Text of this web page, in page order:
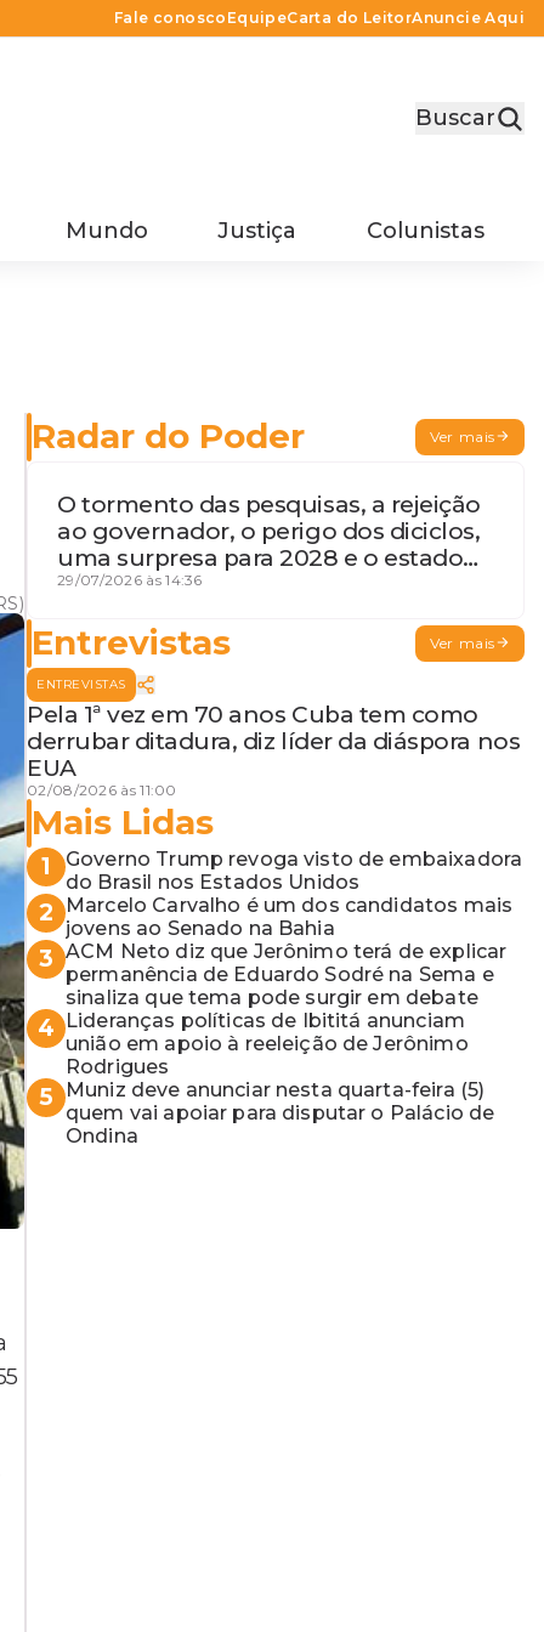
Fale conosco EquipeCarta do LeitorAnuncie Aqui
Buscar
Mundo Justiça Colunistas
Radar do Poder Ver mais
O tormento das pesquisas, a rejeição
ao governador, o perigo dos diciclos,
uma surpresa para 2028 e o estado
de terceira guerra mundial
29/07/2026 às 14:36
Entrevistas Ver mais
ENTREVISTAS
Pela 1ª vez em 70 anos Cuba tem como
derrubar ditadura, diz líder da diáspora nos
EUA
02/08/2026 às 11:00
Mais Lidas
1
Governo Trump revoga visto de embaixadora
do Brasil nos Estados Unidos
2
Marcelo Carvalho é um dos candidatos mais
jovens ao Senado na Bahia
3 ACM Neto diz que Jerônimo terá de explicar
permanência de Eduardo Sodré na Sema e
sinaliza que tema pode surgir em debate
4
Lideranças políticas de Ibititá anunciam
união em apoio à reeleição de Jerônimo
Rodrigues
5
Muniz deve anunciar nesta quarta-feira (5)
quem vai apoiar para disputar o Palácio de
Ondina